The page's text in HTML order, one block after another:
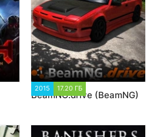
2015 17.20 ГБ
BeamNG.drive (BeamNG)